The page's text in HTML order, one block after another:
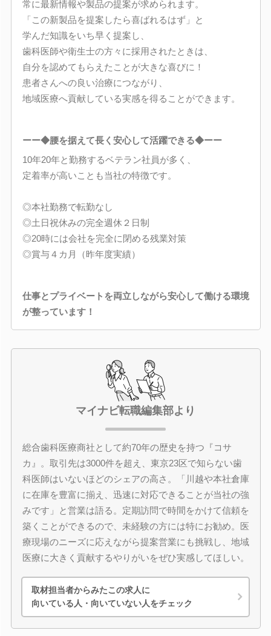
常に最新情報や製品の提案が求められます。
「この新製品を提案したら喜ばれるはず」と
学んだ知識をいち早く提案し、
歯科医師や衛生士の方々に採用されたときは、
自分を認めてもらえたことが大きな喜びに！
患者さんへの良い治療につながり、
地域医療へ貢献している実感を得ることができます。
ーー◆腰を据えて長く安心して活躍できる◆ーー
10年20年と勤務するベテラン社員が多く、
定着率が高いことも当社の特徴です。
◎本社勤務で転勤なし
◎土日祝休みの完全週休２日制
◎20時には会社を完全に閉める残業対策
◎賞与４カ月（昨年度実績）
仕事とプライベートを両立しながら安心して働ける環境
が整っています！
マイナビ転職編集部より
総合歯科医療商社として約70年の歴史を持つ『コサ
カ』。取引先は3000件を超え、東京23区で知らない歯
科医師はいないほどのシェアの高さ。「川越や本社倉庫
に在庫を豊富に揃え、迅速に対応できることが当社の強
みです」と営業は語る。定期訪問で時間をかけて信頼を
築くことができるので、未経験の方には特にお勧め。医
療現場のニーズに応えながら提案営業にも挑戦し、地域
医療に大きく貢献するやりがいをぜひ実感してほしい。
取材担当者からみたこの求人に
向いている人・向いていない人をチェック